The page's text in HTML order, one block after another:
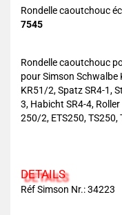
Rondelle caoutchouc
7545
Rondelle caoutchouc
pour Simson Schwalbe
KR51/2, Spatz SR4-1,
3, Habicht SR4-4,
250/2, ETS250,
DETAILS
Réf Simson Nr.: 34223